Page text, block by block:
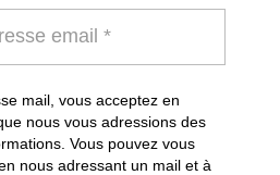
mail, vous acceptez en
nous vous adressions des
Vous pouvez vous
nous adressant un mail et à